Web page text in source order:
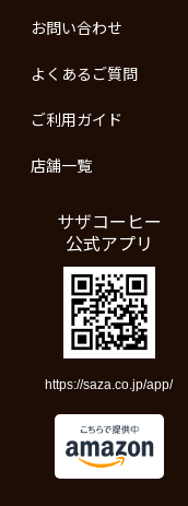
お問い合わせ
よくあるご質問
ご利用ガイド
店舗一覧
サザコーヒー
公式アプリ
https://saza.co.jp/app/